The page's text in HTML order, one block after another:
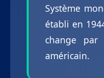
Système
établi en
change
américain.